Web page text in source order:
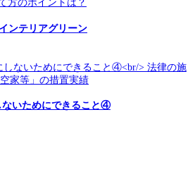
ンテリアグリーン
ないためにできること④